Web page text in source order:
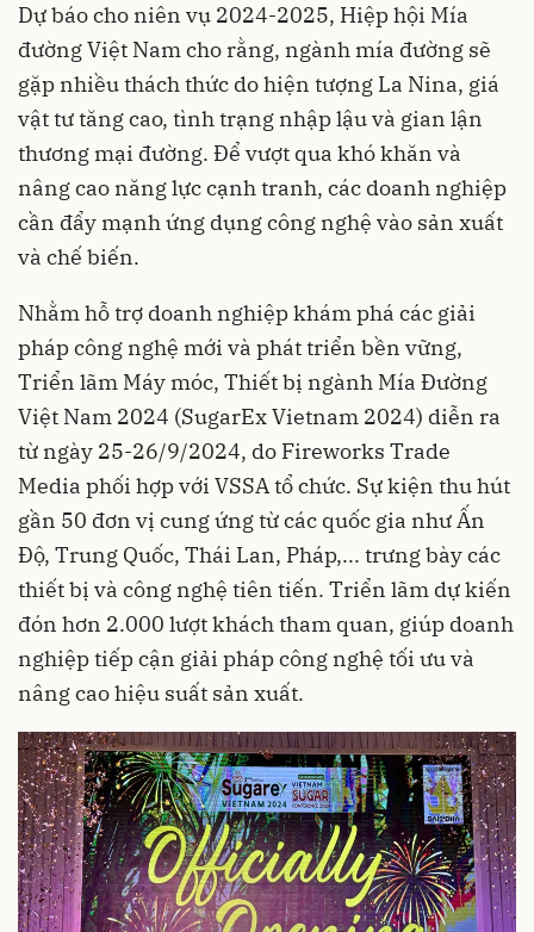
Dự báo cho niên vụ 2024-2025, Hiệp hội Mía
đường Việt Nam cho rằng, ngành mía đường sẽ
gặp nhiều thách thức do hiện tượng La Nina, giá
vật tư tăng cao, tình trạng nhập lậu và gian lận
thương mại đường. Để vượt qua khó khăn và
nâng cao năng lực cạnh tranh, các doanh nghiệp
cần đẩy mạnh ứng dụng công nghệ vào sản xuất
và chế biến.
Nhằm hỗ trợ doanh nghiệp khám phá các giải
pháp công nghệ mới và phát triển bền vững,
Triển lãm Máy móc, Thiết bị ngành Mía Đường
Việt Nam 2024 (SugarEx Vietnam 2024) diễn ra
từ ngày 25-26/9/2024, do Fireworks Trade
Media phối hợp với VSSA tổ chức. Sự kiện thu hút
gần 50 đơn vị cung ứng từ các quốc gia như Ấn
Độ, Trung Quốc, Thái Lan, Pháp,... trưng bày các
thiết bị và công nghệ tiên tiến. Triển lãm dự kiến
đón hơn 2.000 lượt khách tham quan, giúp doanh
nghiệp tiếp cận giải pháp công nghệ tối ưu và
nâng cao hiệu suất sản xuất.